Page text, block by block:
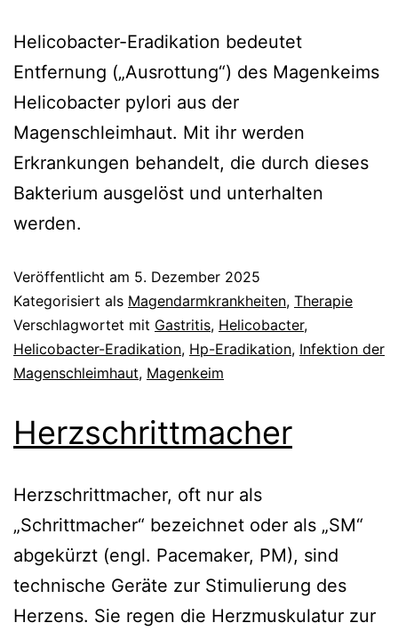
Helicobacter-Eradikation bedeutet
Entfernung („Ausrottung“) des Magenkeims
Helicobacter pylori aus der
Magenschleimhaut. Mit ihr werden
Erkrankungen behandelt, die durch dieses
Bakterium ausgelöst und unterhalten
werden.
Veröffentlicht am 5. Dezember 2025
Kategorisiert als Magendarmkrankheiten, Therapie
Verschlagwortet mit Gastritis, Helicobacter,
Helicobacter-Eradikation, Hp-Eradikation, Infektion der
Magenschleimhaut, Magenkeim
Herzschrittmacher
Herzschrittmacher, oft nur als
„Schrittmacher“ bezeichnet oder als „SM“
abgekürzt (engl. Pacemaker, PM), sind
technische Geräte zur Stimulierung des
Herzens. Sie regen die Herzmuskulatur zur